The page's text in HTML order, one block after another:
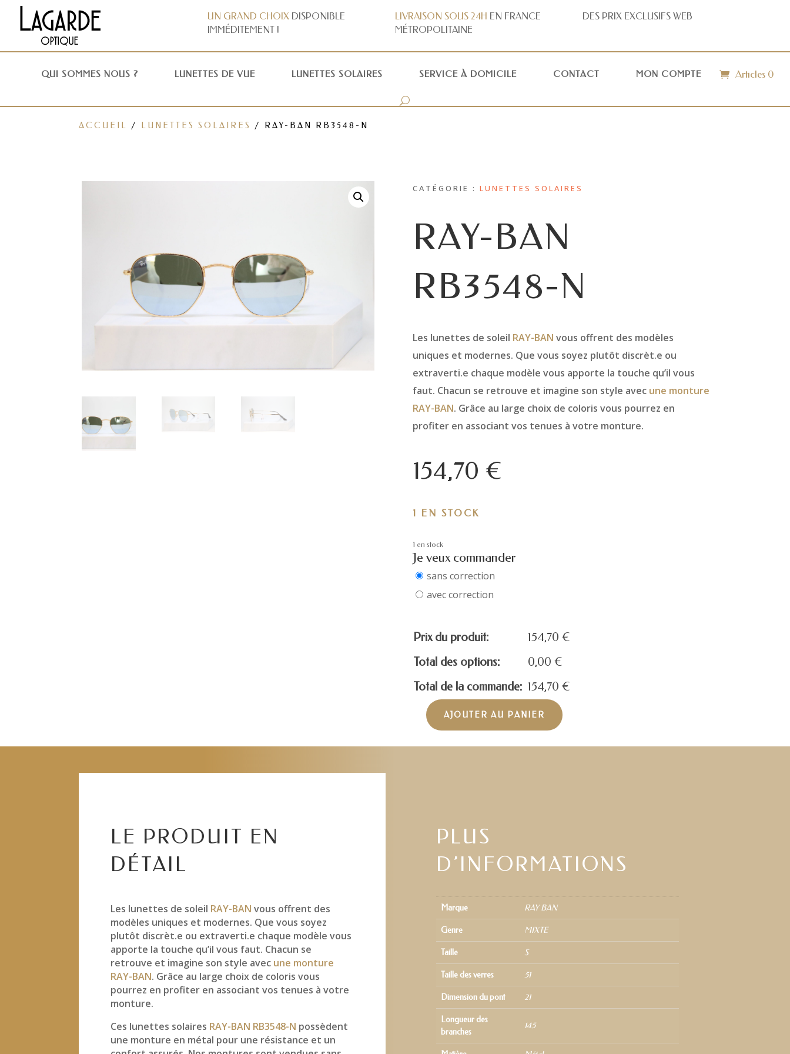
UN GRAND CHOIXDISPONIBLE
IMMÉDITEMENT !
LIVRAISON SOUS 24H EN FRANCE
MÉTROPOLITAINE
DES PRIX EXCLUSIFS WEB
QUI SOMMES NOUS ? LUNETTES DE VUE LUNETTES SOLAIRES SERVICE À DOMICILE CONTACT MON COMPTE Articles 0
ACCUEIL / LUNETTES SOLAIRES / RAY-BAN RB3548-N
CATÉGORIE : LUNETTES SOLAIRES
RAY-BAN
RB3548-N
Les lunettes de soleil RAY-BAN vous offrent des modèles
uniques et modernes. Que vous soyez plutôt discrèt.e ou
extraverti.e chaque modèle vous apporte la touche qu’il vous
faut. Chacun se retrouve et imagine son style avec une monture
RAY-BAN. Grâce au large choix de coloris vous pourrez en
profiter en associant vos tenues à votre monture.
154,70 €
1 EN STOCK
1 en stock
Je veux commander
sans correction
avec correction
Prix du produit: 154,70 €
Total des options:
0,00 €
Total de la commande: 154,70 €
quantité
RAY-
AJOUTER AU PANIER
LE PRODUIT EN
DÉTAIL
Les lunettes de soleil RAY-BANvous offrent des
modèles uniques et modernes. Que vous soyez
plutôt discrèt.e ou extraverti.e chaque modèle vous
apporte la touche qu’il vous faut. Chacun se
retrouve et imagine son style avec une monture
RAY-BAN. Grâce au large choix de coloris vous
pourrez en profiter en associant vos tenues à votre
monture.
Ces lunettes solaires RAY-BAN RB3548-N possèdent
une monture en métal pour une résistance et un
PLUS
D’INFORMATIONS
Marque RAY BAN
Genre MIXTE
Taille S
Taille des verres 51
Dimension du pont 21
Longueur des
branches
145